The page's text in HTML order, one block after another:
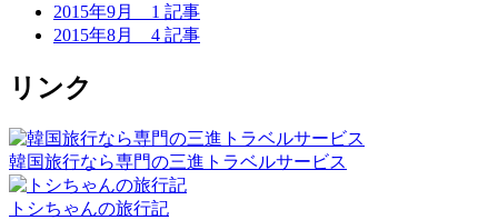
2015年9月 1 記事
2015年8月 4 記事
リンク
韓国旅行なら専門の三進トラベルサービス
トシちゃんの旅行記